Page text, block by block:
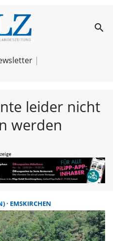
FLZ – search
leider nicht
werden
EMSKIRCHEN